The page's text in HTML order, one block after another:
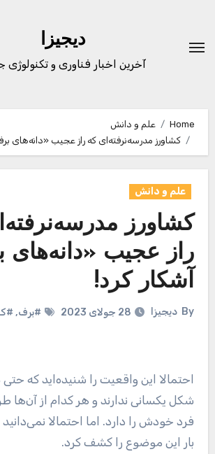
content
دیجیزا
آخرین اخبار فناوری و تکنولوژی
Home
علم و دانش
کشاورز مدرسه‌نرفته‌ای که راز عجیب «دانه‌های
علم و دانش
کشاورز
راز عجیب «دانه‌های
آشکار کرد!
By دیجیزا 28 جولای 2023 #برف,
احتمالا این واقعیت را شنیده‌اید که حتی دو دانۀ برف هم
شکل یکسانی ندارند و هر کدام از آن‌ها
فرد خودش را دارد. اما احتمالا
بار این موضوع را کشف کرد.